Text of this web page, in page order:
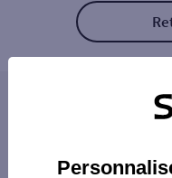
Les distributeurs/